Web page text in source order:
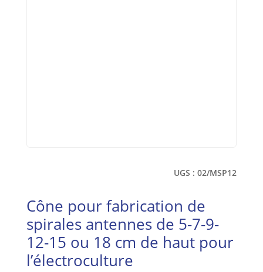
UGS :02/MSP12
Cône pour fabrication de
spirales antennes de 5-7-9-
12-15 ou 18 cm de haut pour
l’électroculture